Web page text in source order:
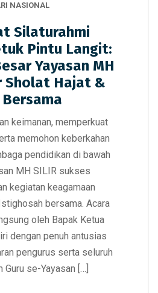
NASIONAL
Silaturahmi
Pintu Langit:
Yayasan MH
Sholat Hajat &
keimanan, memperkuat
memohon keberkahan
pendidikan di bawah
MH SILIR sukses
kegiatan keagamaan
bersama. Acara
oleh Bapak Ketua
dengan penuh antusias
pengurus serta seluruh
se-Yayasan […]